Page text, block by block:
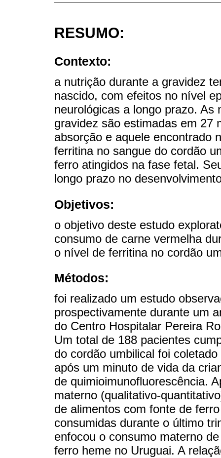
RESUMO:
Contexto:
a nutrição durante a gravidez
nascido, com efeitos no nível
neurológicas a longo prazo. As
gravidez são estimadas em 27
absorção e aquele encontrado
ferritina no sangue do cordão
ferro atingidos na fase fetal.
longo prazo no
Objetivos:
o objetivo deste estudo
consumo de carne vermelha
o nível de ferritina no cordão
Métodos:
foi realizado um estudo
prospectivamente durante um
do Centro Hospitalar Pereira
Um total de 188 pacientes
do cordão umbilical foi
após um minuto de vida da
de quimioimunofluorescência.
materno (qualitativo-
de alimentos com fonte de
consumidas durante o último
enfocou o consumo materno
ferro heme no Uruguai. A